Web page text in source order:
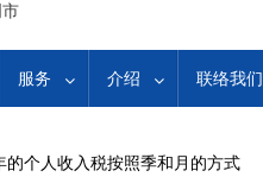
服务 介绍 联络我们
的个人收入税按照季和月的方式